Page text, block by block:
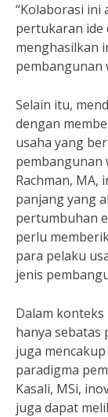
“Kolaborasi ini
pertukaran ide
menghasilkan
pembangunan
Selain itu,
dengan
usaha yang
pembangunan
Rachman, MA,
panjang yang
pertumbuhan
perlu
para pelaku
jenis
Dalam
hanya
juga
paradigma
Kasali, MSi,
juga dapat